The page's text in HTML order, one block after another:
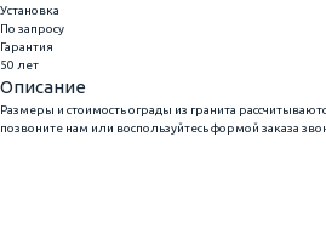
Установка
По запросу
Гарантия
50 лет
Описание
Размеры и стоимость ограды из гранита
позвоните нам или воспользуйтесь формой заказа